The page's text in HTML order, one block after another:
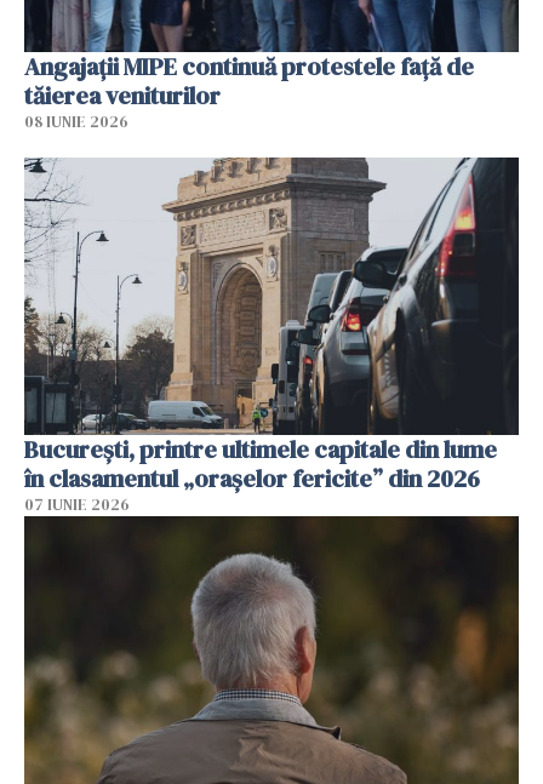
Angajaţii MIPE continuă protestele faţă de
tăierea veniturilor
08 IUNIE 2026
București, printre ultimele capitale din lume
în clasamentul „orașelor fericite” din 2026
07 IUNIE 2026